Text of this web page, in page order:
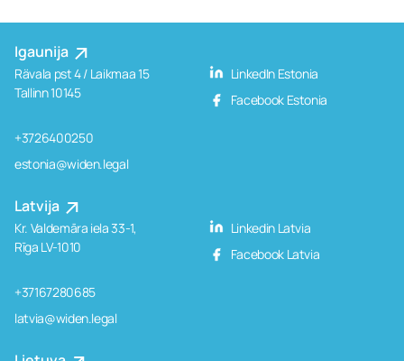
Igaunija
Rävala pst 4 / Laikmaa 15
Tallinn 10145
+3726400250
estonia@widen.legal
LinkedIn Estonia
Facebook Estonia
Latvija
Kr. Valdemāra iela 33-1,
Rīga LV-1010
+37167280685
latvia@widen.legal
Linkedin Latvia
Facebook Latvia